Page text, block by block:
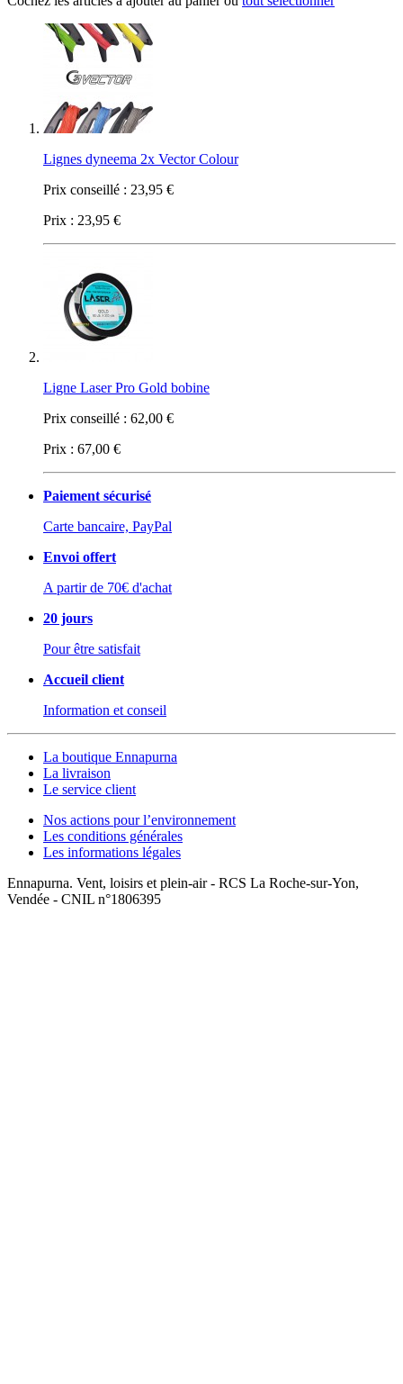
Lignes dyneema 2x Vector Colour
Prix conseillé : 23,95 €
Prix : 23,95 €
Ligne Laser Pro Gold bobine
Prix conseillé : 62,00 €
Prix : 67,00 €
Paiement sécurisé
Carte bancaire, PayPal
Envoi offert
A partir de 70€ d'achat
20 jours
Pour être satisfait
Accueil client
Information et conseil
La boutique Ennapurna
La livraison
Le service client
Nos actions pour l’environnement
Les conditions générales
Les informations légales
Ennapurna. Vent, loisirs et plein-air - RCS La Roche-sur-Yon,
Vendée - CNIL n°1806395